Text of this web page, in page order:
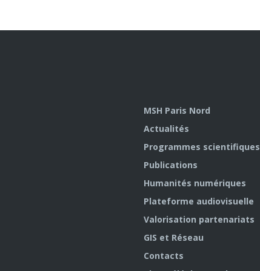
MSH Paris Nord
Actualités
Programmes scientifiques
Publications
Humanités numériques
Plateforme audiovisuelle
Valorisation partenariats
GIS et Réseau
Contacts